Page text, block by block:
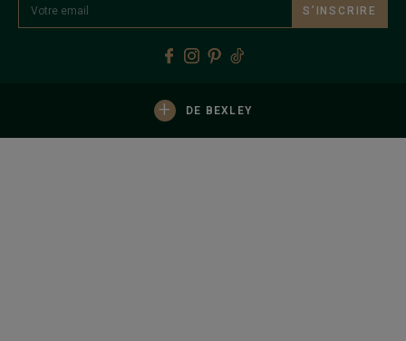
S’INSCRIRE
+ DE BEXLEY